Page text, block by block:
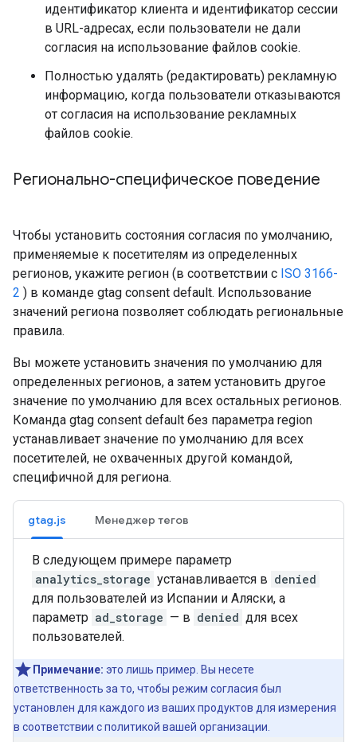
идентификатор клиента и идентификатор сессии
в URL-адресах, если пользователи не дали
согласия на использование файлов cookie.
Полностью удалять (редактировать) рекламную
информацию, когда пользователи отказываются
от согласия на использование рекламных
файлов cookie.
Регионально-специфическое поведение
Чтобы установить состояния согласия по умолчанию,
применяемые к посетителям из определенных
регионов, укажите регион (в соответствии с ISO 3166-
2 ) в команде gtag consent default. Использование
значений региона позволяет соблюдать региональные
правила.
Вы можете установить значения по умолчанию для
определенных регионов, а затем установить другое
значение по умолчанию для всех остальных регионов.
Команда gtag consent default без параметра region
устанавливает значение по умолчанию для всех
посетителей, не охваченных другой командой,
специфичной для региона.
gtag.js Менеджер тегов
В следующем примере параметр
analytics_storage устанавливается в denied
для пользователей из Испании и Аляски, а
параметр ad_storage — в denied для всех
пользователей.
Примечание: это лишь пример. Вы несете
ответственность за то, чтобы режим согласия был
установлен для каждого из ваших продуктов для измерения
в соответствии с политикой вашей организации.